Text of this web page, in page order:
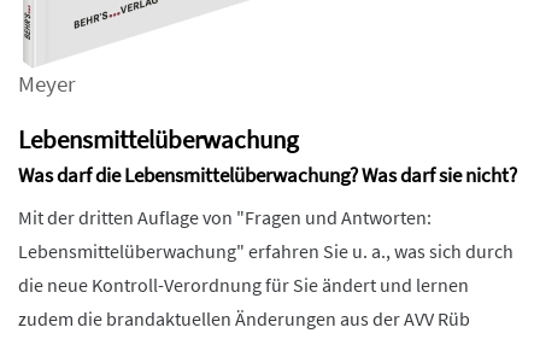
Meyer
Lebensmittelüberwachung
Was darf die Lebensmittelüberwachung? Was darf sie nicht?
Mit der dritten Auflage von "Fragen und Antworten:
Lebensmittelüberwachung" erfahren Sie u. a., was sich durch
die neue Kontroll-Verordnung für Sie ändert und lernen
zudem die brandaktuellen Änderungen aus der AVV Rüb